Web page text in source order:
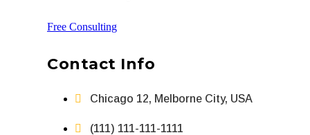
Free Consulting
Contact Info
Chicago 12, Melborne City, USA
(111) 111-111-1111